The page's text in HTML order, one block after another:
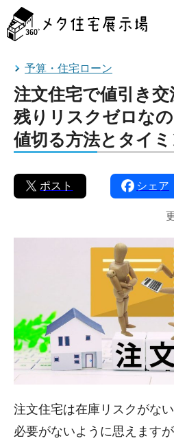
タ
住
予算・住宅ローン
注文住宅で値引き
残りリスクゼロな
値切る方法とタイ
ポスト シェア
注文住宅は在庫リスクがな
必要がないように思えます